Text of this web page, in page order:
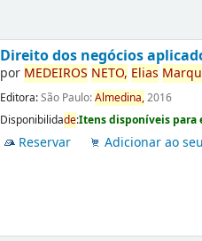
Direito dos negócios
por MEDEIROS NETO, Elias
Editora:São Paulo:Almedina,2016
Disponibilidade:Itens disponíveis para
Reservar Adicionar ao